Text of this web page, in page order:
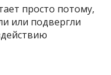
просто потому,
или подвергли